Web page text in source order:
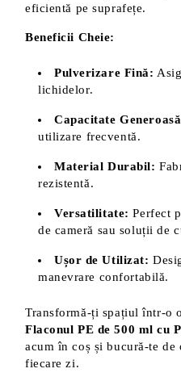
eficientă pe suprafețe.
Beneficii Cheie:
Pulverizare Fină:
lichidelor.
Capacitate
utilizare frecventă.
Material Durabil:
rezistentă.
Versatilitate: Perfect
de cameră sau soluții de
Ușor de Utilizat:
manevrare confortabilă.
Transformă-ți spațiul într-o
Flaconul PE de 500 ml cu
acum în coș și bucură-te de
fiecare zi.